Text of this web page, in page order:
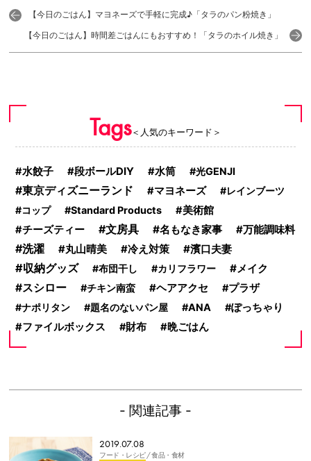
【今日のごはん】マヨネーズで手軽に完成♪「タラのパン粉焼き」
【今日のごはん】時間差ごはんにもおすすめ！「タラのホイル焼き」
Tags＜人気のキーワード＞
水餃子 段ボールDIY 水筒 光GENJI
東京ディズニーランド マヨネーズ
レインブーツ
コップ
Standard Products
美術館
チーズティー
文房具 名もなき家事 万能調味料
洗濯 丸山晴美 冷え対策 濱口夫妻
収納グッズ 布団干し カリフラワー
メイク
スシロー
チキン南蛮 ヘアアクセ プラザ
ナポリタン 題名のないパン屋 ANA
ぽっちゃり
ファイルボックス
財布 晩ごはん
- 関連記事 -
2019.07.08
フード・レシピ/ 食品・食材